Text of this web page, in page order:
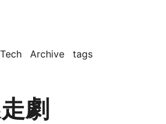
Tech Archive tags
劇